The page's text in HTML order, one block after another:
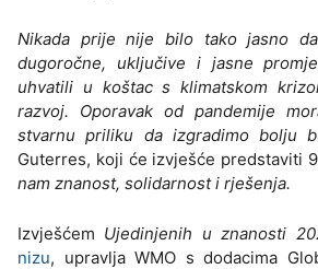
Nikada prije nije bilo tako jasno
dugoročne, uključive i jasne
uhvatili u koštac s klimatskom
razvoj. Oporavak od pandemije
stvarnu priliku da izgradimo bolju
Guterres, koji će izvješće predstaviti
nam znanost, solidarnost i rješenja.
Izvješćem Ujedinjenih u znanosti
nizu, upravlja WMO s dodacima